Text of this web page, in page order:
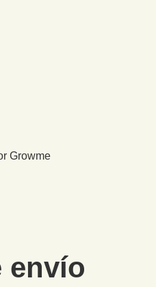
Growme
envío